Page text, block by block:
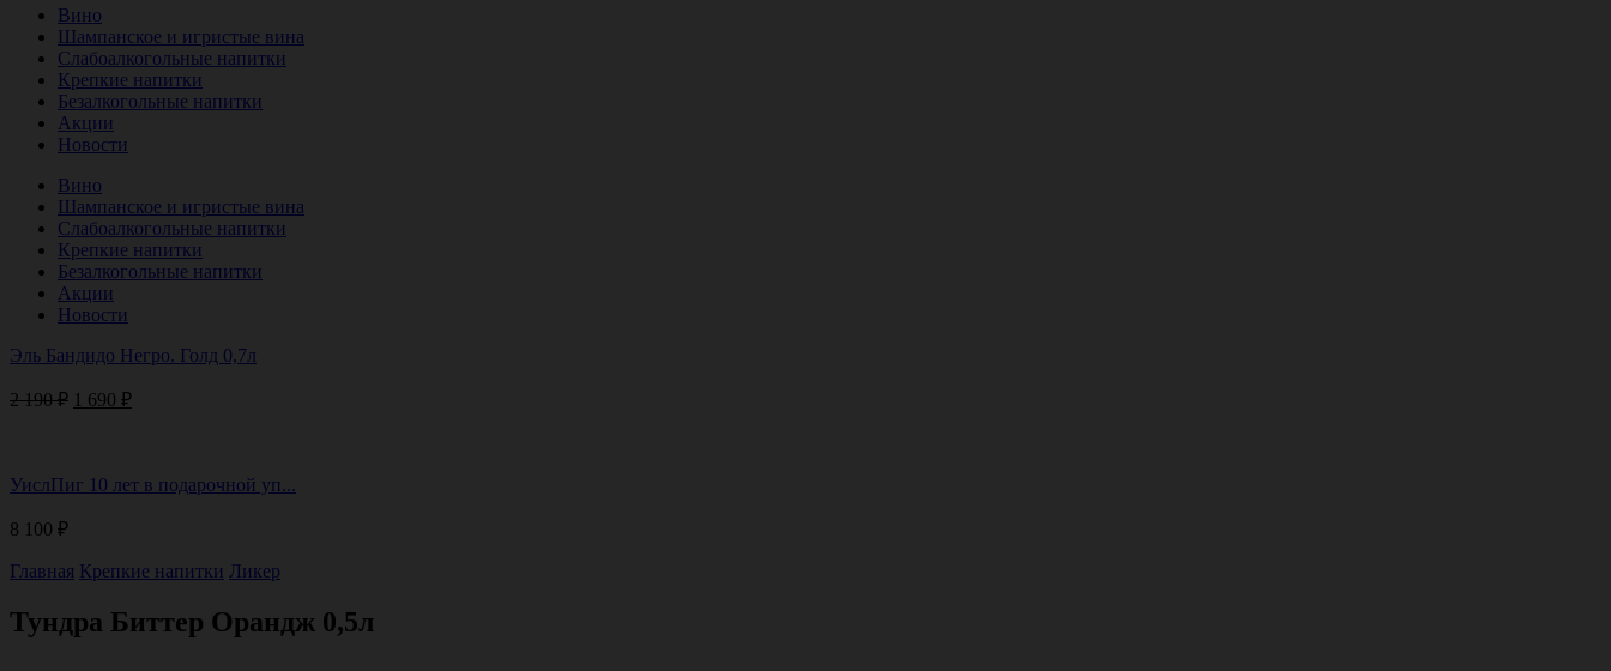
Вино
Шампанское и игристые вина
Слабоалкогольные напитки
Крепкие напитки
Безалкогольные напитки
Акции
Новости
Вино
Шампанское и игристые вина
Слабоалкогольные напитки
Крепкие напитки
Безалкогольные напитки
Акции
Новости
Эль Бандидо Негро. Голд 0,7л
2 190₽ Первоначальная
190 ₽.
1 690 ₽Текущая
УислПиг 10 лет в подарочной уп...
8 100 ₽
Главная Крепкие напитки Ликер
Тундра Биттер Орандж 0,5л